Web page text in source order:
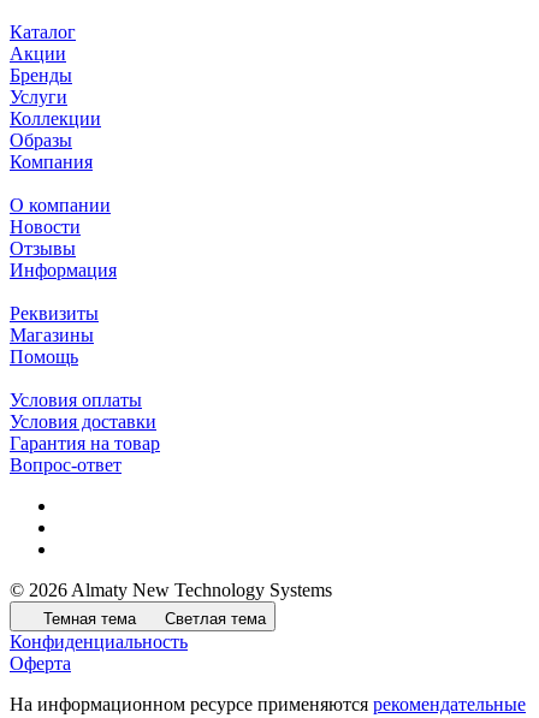
Каталог
Акции
Бренды
Услуги
Коллекции
Образы
Компания
О компании
Новости
Отзывы
Информация
Реквизиты
Магазины
Помощь
Условия оплаты
Условия доставки
Гарантия на товар
Вопрос-ответ
© 2026 Almaty New Technology Systems
Темная тема Светлая тема
Конфиденциальность
Оферта
На информационном ресурсе применяются рекомендательные